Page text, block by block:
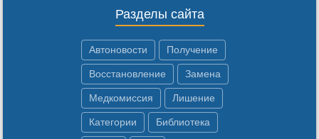
Разделы сайта
Автоновости Получение
Восстановление Замена
Медкомиссия Лишение
Категории Библиотека